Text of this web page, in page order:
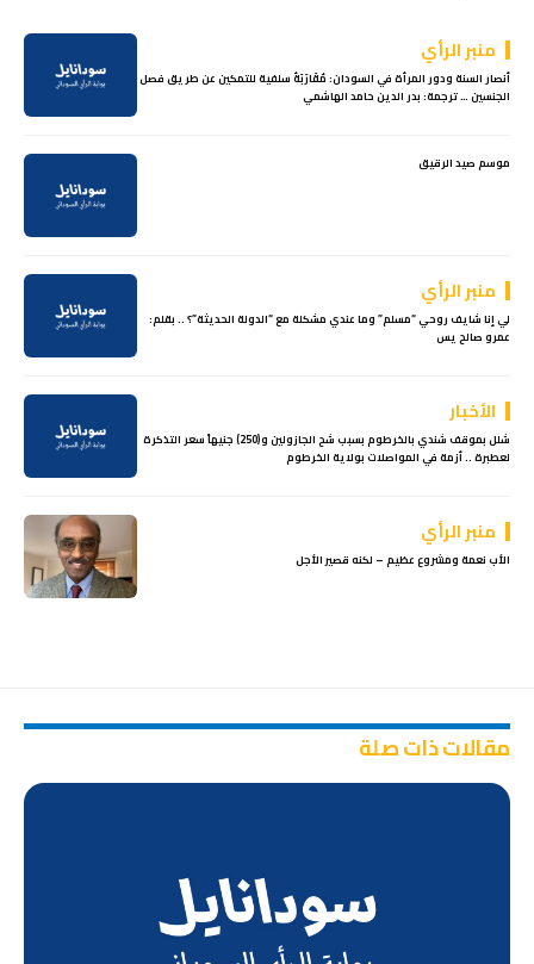
منبر الرأي
أنصار السنة ودور المرأة في السودان: مُقَارَبَةُ سلفية للتمكين عن طريق فصل
الجنسين … ترجمة: بدر الدين حامد الهاشمي
موسم صيد الرقيق
منبر الرأي
لي إنا شايف روحي “مسلم” وما عندي مشكلة مع “الدولة الحديثة”؟ .. بقلم:
عمرو صالح يس
الأخبار
شلل بموقف شندي بالخرطوم بسبب شح الجازولين و(250) جنيهاً سعر التذكرة
لعطبرة .. أزمة في المواصلات بولاية الخرطوم
منبر الرأي
الأب نعمة ومشروع عظيم – لكنه قصير الأجل
مقالات ذات صلة